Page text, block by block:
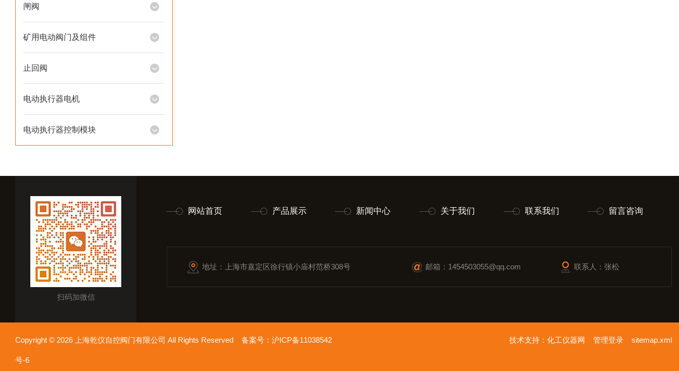
闸阀
矿用电动阀门及组件
止回阀
电动执行器电机
电动执行器控制模块
扫码加微信
网站首页 产品展示 新闻中心 关于我们 联系我们 留言咨询
地址：上海市嘉定区徐行镇小庙村范桥308号 邮箱：1454503055@qq.com 联系人：张松
Copyright © 2026 上海乾仪自控阀门有限公司 All Rights Reserved 备案号： 沪ICP备11038542
号-6
技术支持： 化工仪器网 管理登录 sitemap.xml